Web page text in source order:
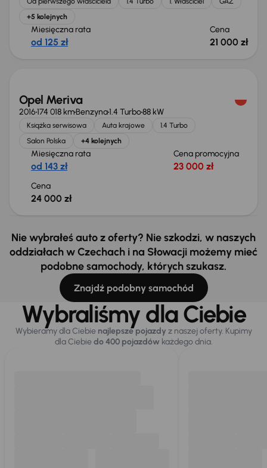
+5 kolejnych
Miesięczna rata
od 125 zł
Cena
21 000 zł
Opel Meriva
2016174 018 kmBenzyna1.4 Turbo88 kW
Książka serwisowa Auta krajowe
1.4 Turbo
Salon Polska
+4 kolejnych
Miesięczna rata
od 143 zł
Cena promocyjna
23 000 zł
Cena
24 000 zł
Nie wybrałeś auto z oferty? Nie szkodzi, w naszych
oddziałach w Czechach i na Słowacji możemy mieć
podobne samochody, których szukasz.
Znajdź podobny samochód
Wybraliśmy dla Ciebie
Wybieramy dla Ciebie najlepsze pojazdy z naszej oferty. Kupimy
dla Ciebiedo 400 pojazdówkażdego dnia.